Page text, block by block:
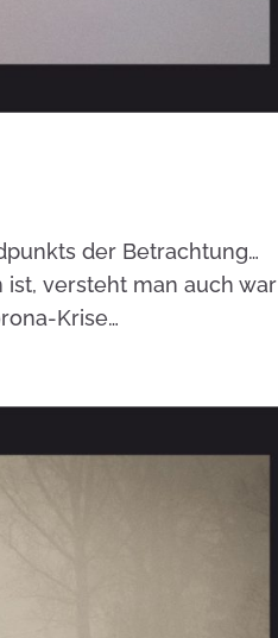
der Betrachtung…
ist, versteht man auch
Krise…